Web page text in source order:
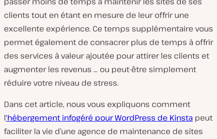
clients tout en étant en mesure de leur offrir une
excellente expérience. Ce temps supplémentaire vous
permet également de consacrer plus de temps à offrir
des services à valeur ajoutée pour attirer les clients et
augmenter les revenus … ou peut-être simplement
réduire votre niveau de stress.
Dans cet article, nous vous expliquons comment
l‘hébergement infogéré pour WordPress de Kinsta peut
faciliter la vie d’une agence de maintenance de sites